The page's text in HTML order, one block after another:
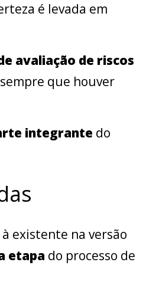
é levada em
avaliação de riscos
que houver
integrante do
existente na versão
etapa do processo de